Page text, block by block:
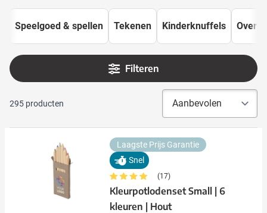
Speelgoed & spellen Tekenen Kinderknuffels
Filteren
295 producten
Laagste Prijs Garantie
Snel
(17)
Kleurpotlodenset Small | 6
kleuren | Hout